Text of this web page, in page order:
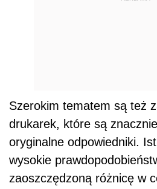
Szerokim tematem są też
drukarek, które są
oryginalne odpowiedniki.
wysokie
zaoszczędzoną różnicę w